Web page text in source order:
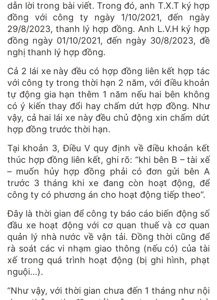
dẫn lời trong bài viết. Trong đó, anh T.X.T ký hợp
đồng với công ty ngày 1/10/2021, đến ngày
29/8/2023, thanh lý hợp đồng. Anh L.V.H ký hợp
đồng ngày 01/10/2021, đến ngày 30/8/2023, đề
nghị thanh lý hợp đồng.
Cả 2 lái xe này đều có hợp đồng liên kết hợp tác
với công ty trong thời hạn 2 năm, với điều khoản
tự động gia hạn thêm 1 năm nếu hai bên không
có ý kiến thay đổi hay chấm dứt hợp đồng. Như
vậy, cả hai lái xe này đều chủ động xin chấm dứt
hợp đồng trước thời hạn.
Tại khoản 3, Điều V quy định về điều khoản kết
thúc hợp đồng liên kết, ghi rõ: “khi bên B – tài xế
– muốn hủy hợp đồng phải có đơn gửi bên A
trước 3 tháng khi xe đang còn hoạt động, để
công ty có phương án cho hoạt động tiếp theo”.
Đây là thời gian để công ty báo cáo biến động số
đầu xe hoạt động với cơ quan thuế và cơ quan
quản lý nhà nước về vận tải. Đồng thời cũng để
rà soát các vi nhạm giao thông (nếu có) của tài
xế trong quá trình hoạt động (bị ghi hình, phạt
nguội...).
“Như vậy, với thời gian chưa đến 1 tháng như nội